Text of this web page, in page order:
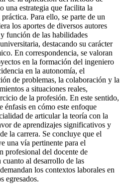
una estrategia que facilita la
Para ello, se parte de un
los aportes de diversos autores
función de las habilidades
destacando su carácter
En correspondencia, se valoran
en la formación del ingeniero
en la autonomía, el
de problemas, la colaboración y la
a situaciones reales,
de la profesión. En este sentido,
énfasis en cómo este enfoque
de articular la teoría con la
de aprendizajes significativos y
la carrera. Se concluye que el
una vía pertinente para el
profesional del docente de
al desarrollo de las
los contextos laborales en
egresados.